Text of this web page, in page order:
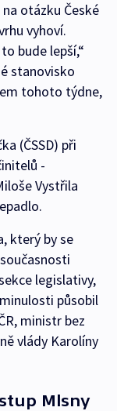
otázku České
vyhoví.
bude lepší,“
stanovisko
tohoto týdne,
(ČSSD) při
-
Vystřila
který by se
legislativy,
působil
ministr bez
vlády Karolíny
Mlsny